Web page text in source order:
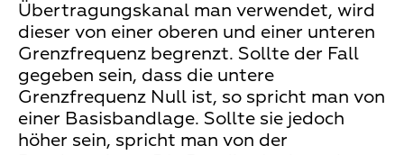
Übertragungskanal man verwendet, wird
dieser von einer oberen und einer unteren
Grenzfrequenz begrenzt. Sollte der Fall
gegeben sein, dass die untere
Grenzfrequenz Null ist, so spricht man von
einer Basisbandlage. Sollte sie jedoch
höher sein, spricht man von der